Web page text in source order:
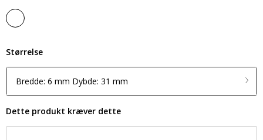
Størrelse
Bredde: 6 mm Dybde: 31 mm
Dette produkt kræver dette